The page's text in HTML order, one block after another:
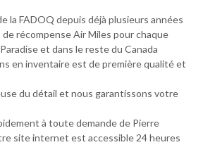
la FADOQ depuis déjà plusieurs années
récompense Air Miles pour chaque
et dans le reste du Canada
en inventaire est de première qualité et
du détail et nous garantissons votre
à toute demande de Pierre
site internet est accessible 24 heures